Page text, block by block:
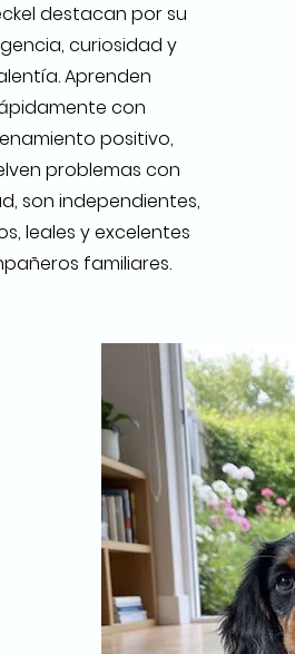
destacan por su
curiosidad y
Aprenden
con
positivo,
problemas con
son independientes,
leales y excelentes
familiares.